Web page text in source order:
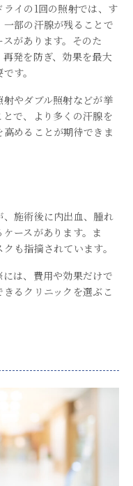
イの1回の照射では、す
部の汗腺が残ることで
があります。そのた
発を防ぎ、効果を最大
す。
やダブル照射などが挙
で、より多くの汗腺を
めることが期待できま
、施術後に内出血、腫れ
ースがあります。ま
も指摘されています。
は、費用や効果だけで
るクリニックを選ぶこ